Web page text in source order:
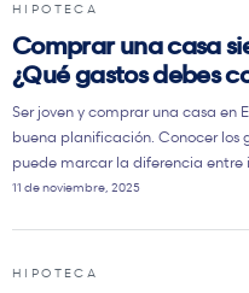
HIPOTECA
Comprar una casa
¿Qué gastos debes
Ser joven y comprar una casa en
buena planificación. Conocer los
puede marcar la diferencia entre
11 de noviembre, 2025
HIPOTECA